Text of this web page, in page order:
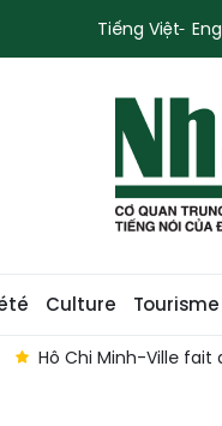
Tiếng Việt
Culture Tourisme
Hô Chi Minh-Ville fait